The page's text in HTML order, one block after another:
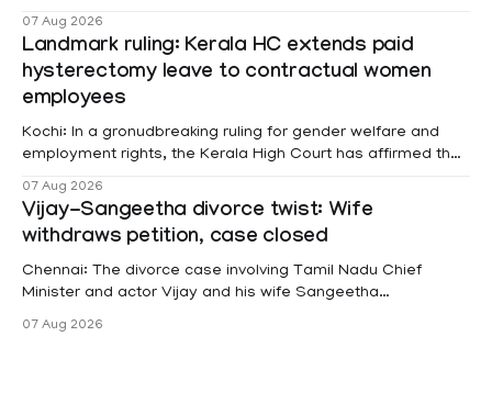
07 Aug 2026
Landmark ruling: Kerala HC extends paid
hysterectomy leave to contractual women
employees
Kochi: In a gronudbreaking ruling for gender welfare and
employment rights, the Kerala High Court has affirmed that
projects are eligible for paid medical leave following
hysterectomy surgery under the Kerala Service Rules
(KSR). The court noted that since essential benefits like
maternity
07 Aug 2026
Vijay-Sangeetha divorce twist: Wife
withdraws petition, case closed
Chennai: The divorce case involving Tamil Nadu Chief
Minister and actor Vijay and his wife Sangeetha
Sowrnalingam has taken a new turn after Sangeetha
07 Aug 2026